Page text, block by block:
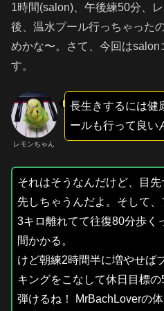
1時間(salon)、午後練50分、
後、温水プール行っちゃった
めかな〜。さて、今回は
す。
レモンちゃん
長生きするには健
ールも行って良い
それはそうなんだけど、目
先しちゃうんだよ。そして
3キロ離れてて往復80分歩く
間かかる。
けど朝練2時間半に増やせば
キングをこなして休日目標
弾けるね！ MrBachLoverの